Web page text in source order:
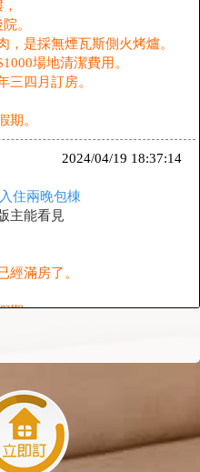
。
，是採無煙瓦斯側火烤爐。
場地清潔費用。
三四月訂房。
期。
2024/04/19 18:37:14
住兩晚包棟
主能看見
經滿房了。
期。
主能看見
預訂，住宿疑問可透過付款
另有再傳mail讓您可確認相
您。